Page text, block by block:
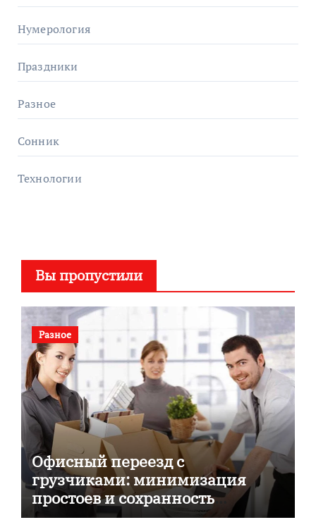
Нумерология
Праздники
Разное
Сонник
Технологии
Вы пропустили
Разное
Офисный переезд с
грузчиками: минимизация
простоев и сохранность
документов